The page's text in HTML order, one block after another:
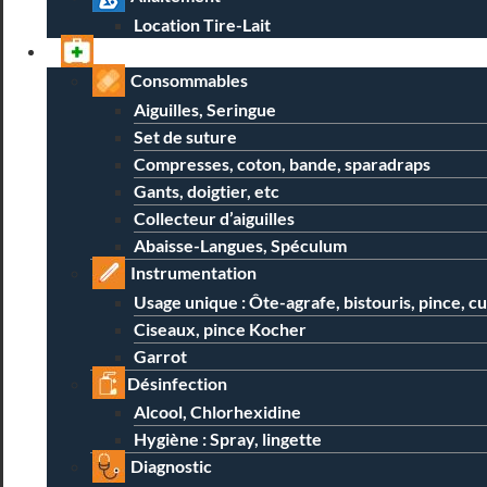
Location Tire-Lait
Consommables
Aiguilles, Seringue
Set de suture
Compresses, coton, bande, sparadraps
Gants, doigtier, etc
Collecteur d’aiguilles
Abaisse-Langues, Spéculum
Instrumentation
Usage unique : Ôte-agrafe, bistouris, pince,
Ciseaux, pince Kocher
Garrot
Désinfection
Alcool, Chlorhexidine
Hygiène : Spray, lingette
Diagnostic